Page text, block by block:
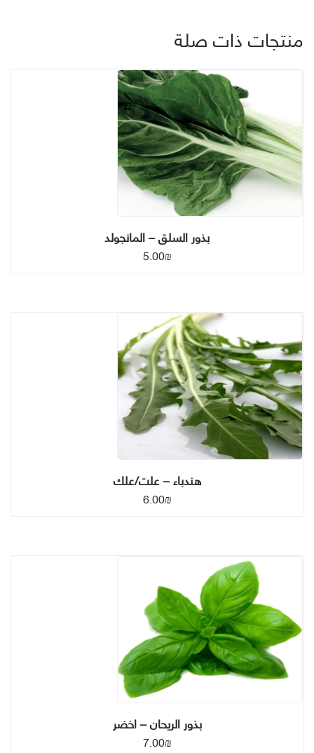
منتجات ذات صلة
بذور السلق – المانجولد
5.00₪
هندباء – علت/علك
6.00₪
بذور الريحان – اخضر
7.00₪